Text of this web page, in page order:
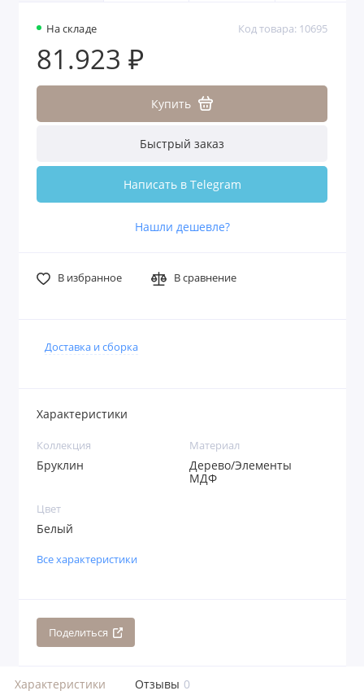
На складе Код товара: 10695
81.923 ₽
Купить
Быстрый заказ
Написать в Telegram
Нашли дешевле?
В избранное В сравнение
Доставка и сборка
Характеристики
Коллекция
Бруклин
Материал
Дерево/Элементы
МДФ
Цвет
Белый
Все характеристики
Поделиться
Характеристики Отзывы 0